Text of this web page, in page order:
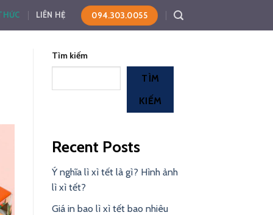
LIÊN HỆ 094.303.0055
Tìm kiếm
TÌM
KIẾM
Recent Posts
Ý nghĩa lì xì tết là gì? Hình ảnh
lì xì tết?
Giá in bao lì xì tết bao nhiêu